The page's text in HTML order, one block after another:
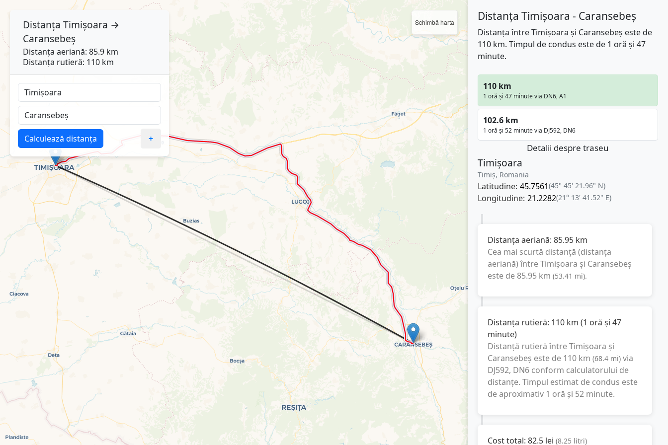
Schimbă harta Distanța Timișoara - Caransebeș
Distanța între Timișoara și Caransebeș este de
110 km. Timpul de condus este de 1 oră și 47
minute.
110 km
1 oră și 47 minute via DN6, A1
102.6 km
1 oră și 52 minute via DJ592, DN6
Detalii despre traseu
Timișoara
Timiș, Romania
Latitudine: 45.7561(45° 45' 21.96" N)
Longitudine: 21.2282(21° 13' 41.52" E)
Distanța aeriană: 85.95 km
Cea mai scurtă distanță (distanța
aeriană) întreTimișoara și Caransebeș
este de 85.95 km (53.41 mi).
Distanța rutieră: 110 km (1 oră și 47
minute)
Distanță rutieră întreTimișoara și
Caransebeș este de 110 km (68.4 mi) via
DJ592, DN6conform calculatorului de
distanțe. Timpul estimat de condus este
de aproximativ 1 oră și 52 minute.
Cost total: 82.5 lei (8.25 litri)
Distanța Timișoara →
Caransebeș
Distanța aeriană: 85.9 km
Distanța rutieră: 110 km
Calculează distanța +